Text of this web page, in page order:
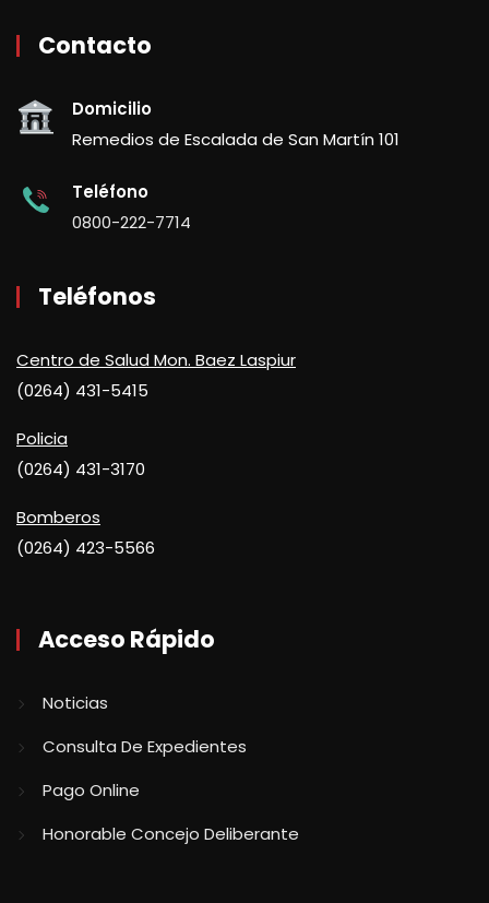
Contacto
Domicilio
Remedios de Escalada de San Martín 101
Teléfono
0800-222-7714
Teléfonos
Centro de Salud Mon. Baez Laspiur
(0264) 431-5415
Policia
(0264) 431-3170
Bomberos
(0264) 423-5566
Acceso Rápido
Noticias
Consulta De Expedientes
Pago Online
Honorable Concejo Deliberante